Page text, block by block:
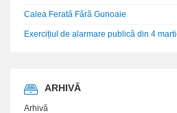
Calea Ferată Fără Gunoaie
Exercițiul de alarmare publică din 4
ARHIVĂ
Arhivă